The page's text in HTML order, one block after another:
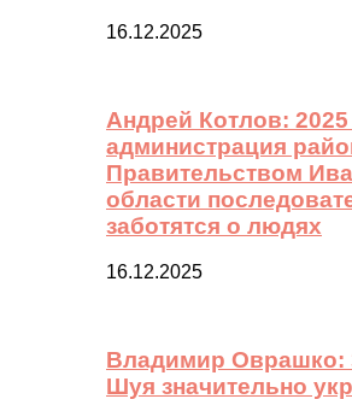
16.12.2025
Андрей Котлов:
администрация
Правительством
области
заботятся о людях
16.12.2025
Владимир Оврашко:
Шуя значительно